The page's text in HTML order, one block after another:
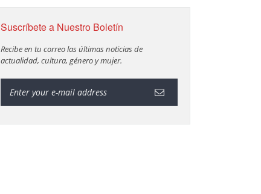
Suscríbete a Nuestro Boletín
Recibe en tu correo las últimas noticias de
actualidad, cultura, género y mujer.